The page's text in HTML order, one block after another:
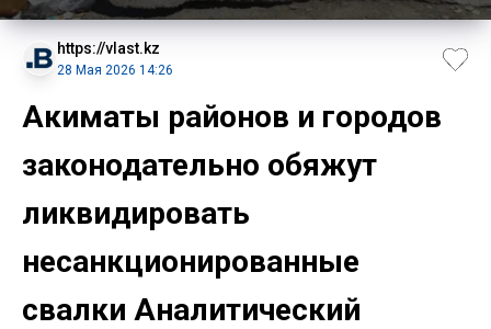
https://vlast.kz
28 Мая 2026 14:26
Акиматы районов и городов
законодательно обяжут
ликвидировать
несанкционированные
свалки Аналитический